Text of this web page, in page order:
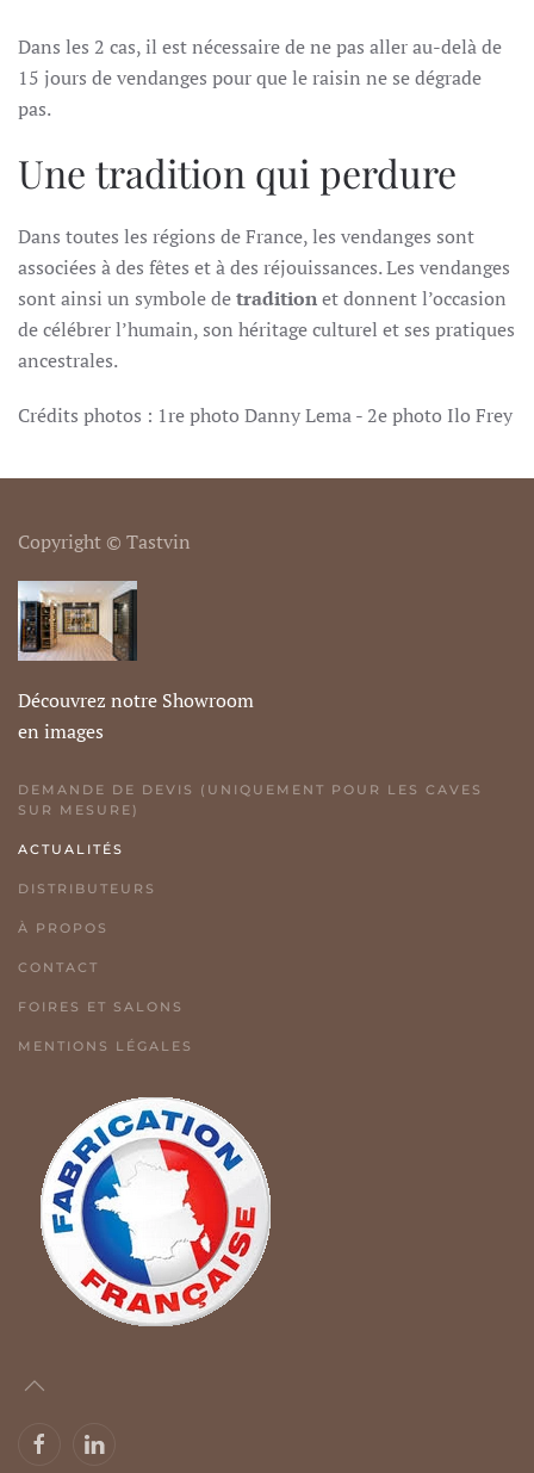
Dans les 2 cas, il est nécessaire de ne pas aller au-delà de
15 jours de vendanges pour que le raisin ne se dégrade
pas.
Une tradition qui perdure
Dans toutes les régions de France, les vendanges sont
associées à des fêtes et à des réjouissances. Les vendanges
sont ainsi un symbole detraditionet donnent l’occasion
de célébrer l’humain, son héritage culturel et ses pratiques
ancestrales.
Crédits photos : 1re photo Danny Lema - 2e photo Ilo Frey
Copyright © Tastvin
Découvrez notre Showroom
en images
DEMANDE DE DEVIS (UNIQUEMENT POUR LES CAVES
SUR MESURE)
ACTUALITÉS
DISTRIBUTEURS
À PROPOS
CONTACT
FOIRES ET SALONS
MENTIONS LÉGALES